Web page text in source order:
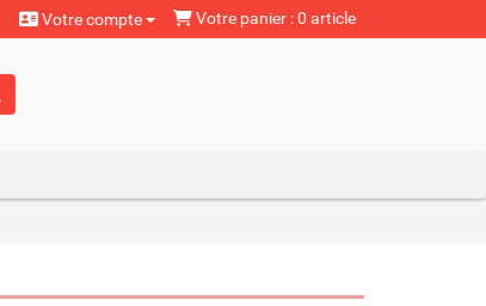
Votre compte Votre panier : 0 article